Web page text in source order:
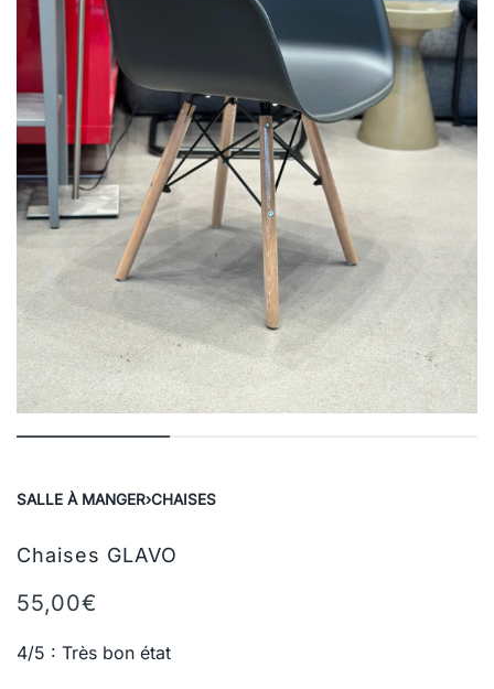
SALLE À MANGER›CHAISES
Chaises GLAVO
55,00€
4/5 : Très bon état